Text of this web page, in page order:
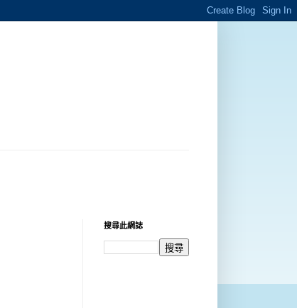
搜尋此網誌